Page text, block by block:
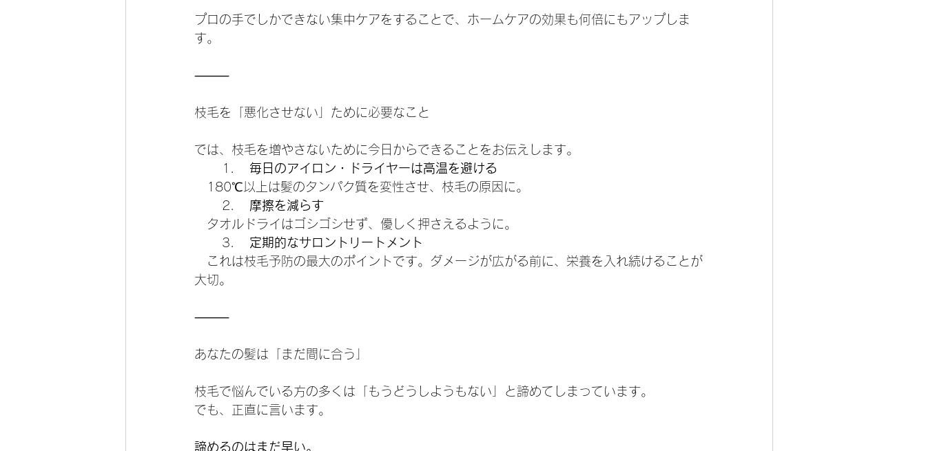
プロの手でしかできない集中ケアをすることで、ホームケアの効果も何倍にもアップしま
す。
⸻
枝毛を「悪化させない」ために必要なこと
では、枝毛を増やさないために今日からできることをお伝えします。
毎日のアイロン・ドライヤーは高温を避ける
180℃以上は髪のタンパク質を変性させ、枝毛の原因に。
摩擦を減らす
タオルドライはゴシゴシせず、優しく押さえるように。
定期的なサロントリートメント
これは枝毛予防の最大のポイントです。ダメージが広がる前に、栄養を入れ続けることが
大切。
⸻
あなたの髪は「まだ間に合う」
枝毛で悩んでいる方の多くは「もうどうしようもない」と諦めてしまっています。
でも、正直に言います。
諦めるのはまだ早い。